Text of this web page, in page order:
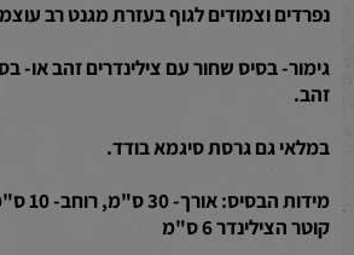
נפרדים וצמודים לגוף בעזרת מגנט רב
גימור- בסיס שחור עם צילינדרים זהב או-
זהב.
במלאי גם גרסת סיגמא בודד.
מידות הבסיס: אורך- 30 ס"מ, רוחב- 10 ס"מ, עובי- 3 ס"מ
קוטר הצילינדר 6 ס"מ